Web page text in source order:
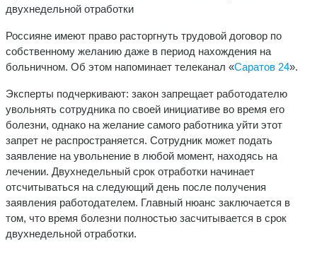
двухнедельной отработки
Россияне имеют право расторгнуть трудовой договор по
собственному желанию даже в период нахождения на
больничном. Об этом напоминает телеканал «Саратов 24».
Эксперты подчеркивают: закон запрещает работодателю
увольнять сотрудника по своей инициативе во время его
болезни, однако на желание самого работника уйти этот
запрет не распространяется. Сотрудник может подать
заявление на увольнение в любой момент, находясь на
лечении. Двухнедельный срок отработки начинает
отсчитываться на следующий день после получения
заявления работодателем. Главный нюанс заключается в
том, что время болезни полностью засчитывается в срок
двухнедельной отработки.